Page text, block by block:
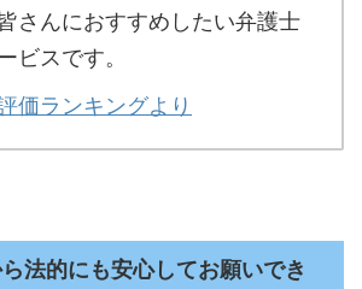
さんにおすすめしたい弁護士
ビスです。
価ランキングより
法的にも安心してお願いでき